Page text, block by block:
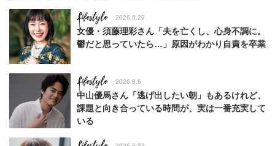
Lifestyle 2026.6.29
女優・須藤理彩さん「夫を亡くし、心身不調に。
鬱だと思っていたら…」原因がわかり自責を卒業
Lifestyle 2026.8.6
中山優馬さん「逃げ出したい朝」もあるけれど、
課題と向き合っている時間が、実は一番充実して
いる